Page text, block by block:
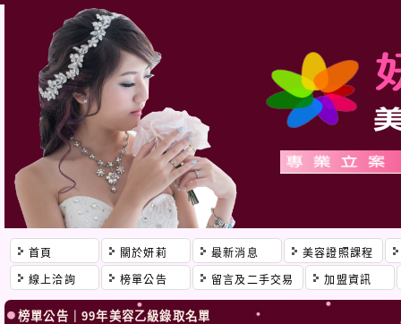
首頁 關於妍莉 最新消息 美容證照課程
線上洽詢 榜單公告 留言及二手交易 加盟資訊
榜單公告｜99年美容乙級錄取名單